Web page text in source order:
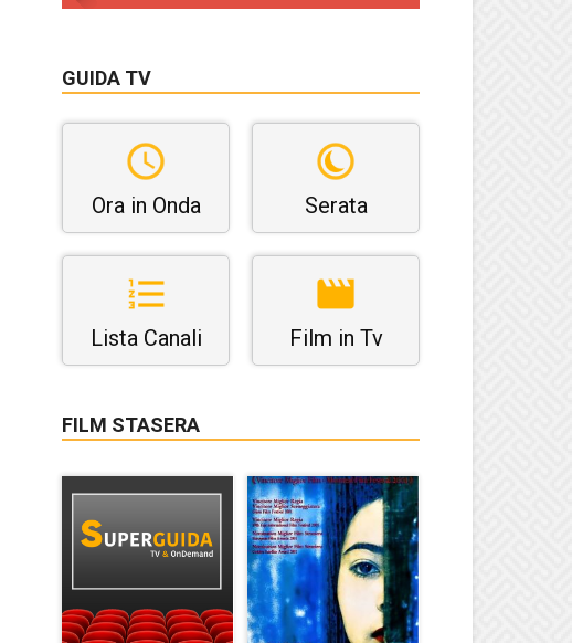
GUIDA TV
Ora in Onda Serata
Lista Canali Film in Tv
FILM STASERA